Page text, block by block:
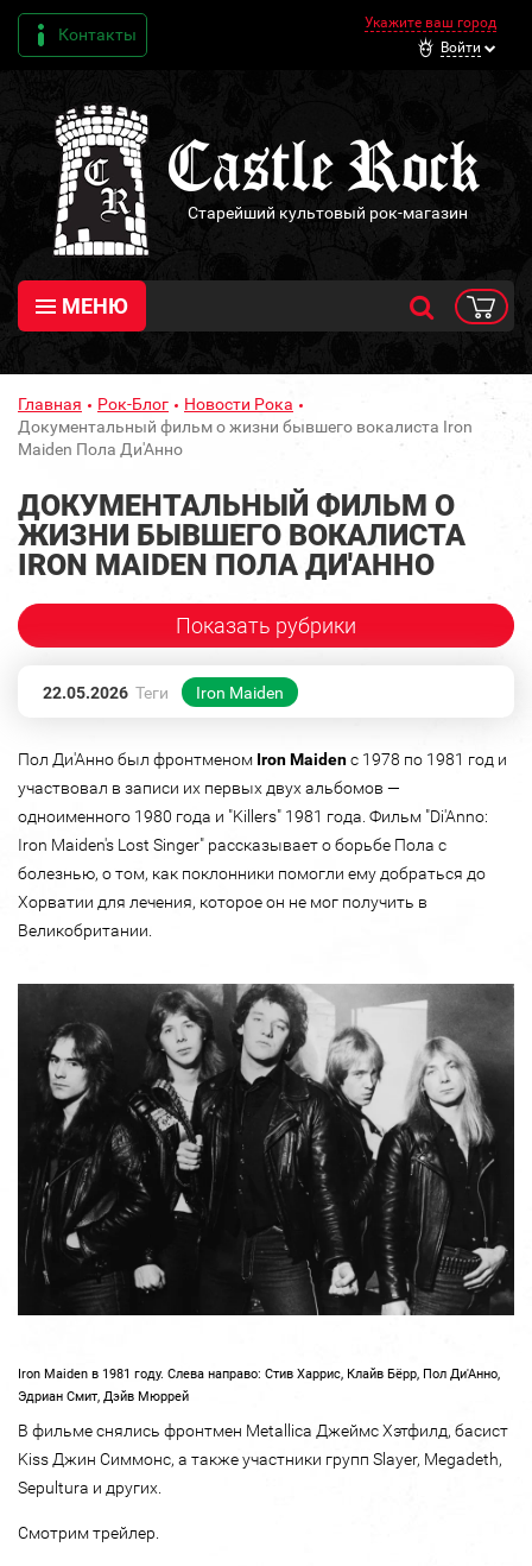
Контакты
Укажите ваш город
Войти
Старейший культовый рок-магазин
МЕНЮ
Главная Рок-Блог
Новости Рока
Документальный фильм о жизни бывшего вокалиста Iron
Maiden Пола Ди'Анно
ДОКУМЕНТАЛЬНЫЙ ФИЛЬМ О
ЖИЗНИ БЫВШЕГО ВОКАЛИСТА
IRON MAIDEN ПОЛА ДИ'АННО
Показать рубрики
22.05.2026 Теги Iron Maiden
Пол Ди'Анно был фронтменом IronMaidenс 1978 по 1981 год и
участвовал в записи их первых двух альбомов —
одноименного 1980 года и "Killers" 1981 года. Фильм "Di'Anno:
Iron Maiden's Lost Singer" рассказывает о борьбе Пола с
болезнью, о том, как поклонники помогли ему добраться до
Хорватии для лечения, которое он не мог получить в
Великобритании.
Iron Maiden в 1981 году. Слева направо: Стив Харрис, Клайв Бёрр, Пол Ди'Анно,
Эдриан Смит, Дэйв Мюррей
В фильме снялись фронтмен Metallica Джеймс Хэтфилд, басист
Kiss Джин Симмонс, а также участники групп Slayer, Megadeth,
Sepultura и других.
Смотрим трейлер.